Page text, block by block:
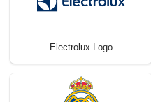
Electrolux Logo